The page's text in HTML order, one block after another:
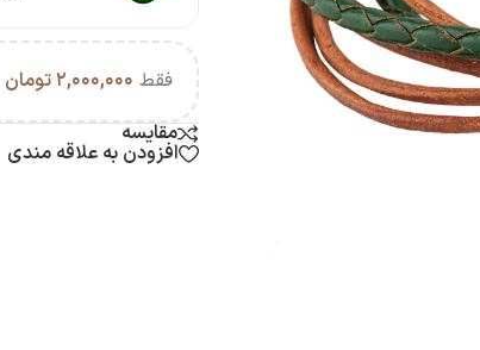
فقط ۲,۰۰۰,۰۰۰تومان
مقایسه
افزودن به علاقه مندی